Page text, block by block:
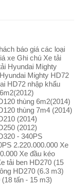
báo giá các loại
xe Ghi chú Xe tải
Hyundai Mighty
Mighty HD72
HD72 nhập khẩu
thùng 6m2(2014)
thùng 7m4 (2014)
(2014)
(2012)
- 340PS
2.220.000.000 Xe
Xe đầu kéo
tải ben HD270 (15
HD270 (6.3 m3)
tấn - 15 m3)